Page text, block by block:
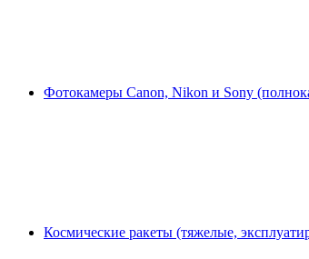
Фотокамеры Canon, Nikon и Sony
Космические ракеты (тяжелые,